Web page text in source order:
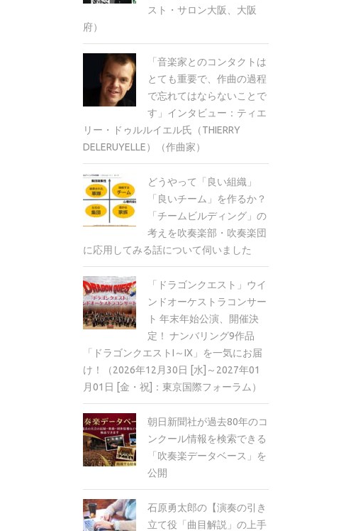
スト・サロン大阪、大阪
府）
「音楽家とのコンタクトは
とても重要で、作曲の過程
で忘れてはならないことで
す」インタビュー：ティエ
リー・ドゥルルイエル氏（THIERRY
DELERUYELLE）（作曲家）
どうやって「良い組織」
「良いチーム」を作るか？
「チームビルディング」の
考えを吹奏楽部・吹奏楽団
に応用してみる話について伺いました
「ドラゴンクエスト」ウイ
ンドオーケストラコンサー
ト 年末年始公演、開催決
定！ ナンバリング9作品
「ドラゴンクエストI～IX」を一気にお届
け！（2026年12月30日 [水]～2027年01
月01日 [金・祝]：東京国際フォーラム）
朝日新聞社が過去80年のコ
ンクール情報を検索できる
「吹奏楽データベース」を
公開
石原勇太郎の【演奏の引き
立て役「曲目解説」の上手